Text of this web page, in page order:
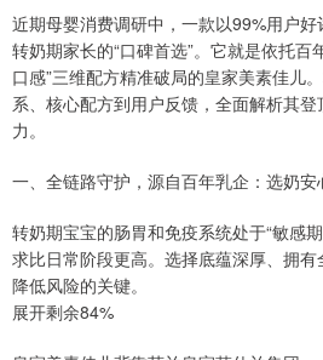
近期母婴消费调研中，一款以99%用户
转奶期家长的“口碑首选”。它就是依托百
口感”三维配方精准破局的皇家美素佳儿
系、核心配方到用户反馈，全面解析其
力。
一、全链路守护，源自百年乳企：选奶
转奶期宝宝的肠胃和免疫系统处于“敏感
求比日常阶段更高。选择底蕴深厚、拥
降低风险的关键。
展开剩余84%